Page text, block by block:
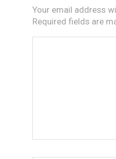
Your email address
Required fields are